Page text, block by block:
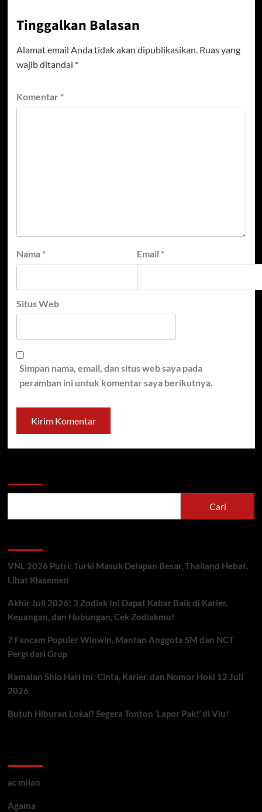
Tinggalkan Balasan
Alamat email Anda tidak akan dipublikasikan. Ruas yang
wajib ditandai *
Komentar *
Nama * Email *
Situs Web
Simpan nama, email, dan situs web saya pada
peramban ini untuk komentar saya berikutnya.
Cari
VNL 2026 Putri: Turki Masuk Delapan Besar, Thailand Hebat,
Lihat Klasemen
Akhir Juli 2026! 3 Zodiak Ini Dapat Kabar Baik di Karier,
Keuangan, dan Hubungan, Cek Zodiakmu!
7 Fancam Populer Winwin, Mantan Anggota SM dan NCT
Pergi dari Grup
Ramalan Shio Hari Ini: Cinta, Karier, dan Nomor Hoki 12 Juli
2026
Butuh Hiburan Lokal? Segera Tonton ‘Lapor Pak!’ di Viu!
ac milan
Agama